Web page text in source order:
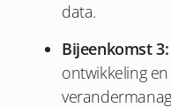
data.
Bijeenkomst 3:
ontwikkeling